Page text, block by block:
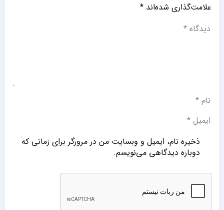
علامت‌گذاری شده‌اند *
ذخیره نام، ایمیل و وبسایت من در مرورگر برای زمانی که
دوباره دیدگاهی می‌نویسم.